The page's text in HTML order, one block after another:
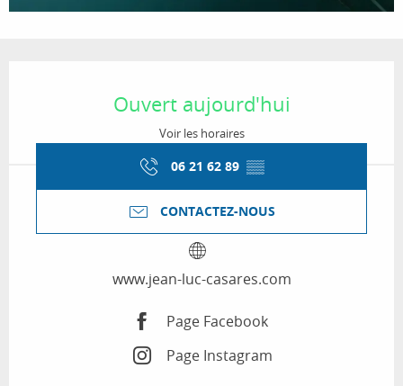
Ouvert aujourd'hui
Voir les horaires
06 21 62 89 ▒▒
CONTACTEZ-NOUS
www.jean-luc-casares.com
Page Facebook
Page Instagram